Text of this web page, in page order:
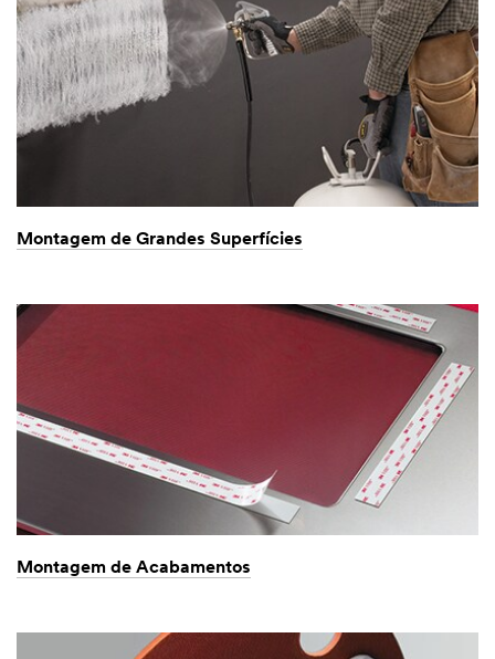
Montagem de Grandes Superfícies
Montagem de Acabamentos